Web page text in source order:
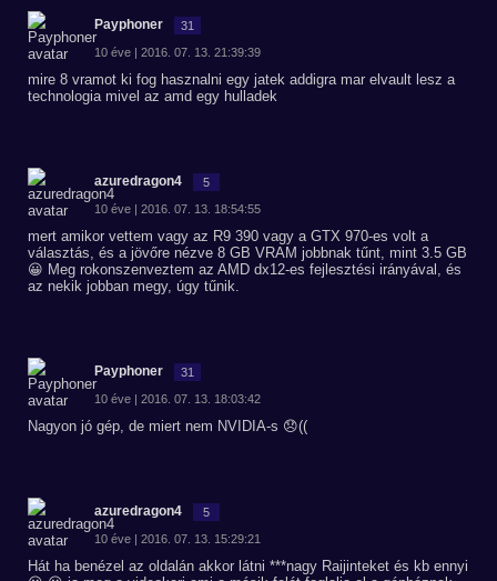
Payphoner 31
10 éve | 2016. 07. 13. 21:39:39
mire 8 vramot ki fog hasznalni egy jatek addigra mar elvault lesz a
technologia mivel az amd egy hulladek
azuredragon4 5
10 éve | 2016. 07. 13. 18:54:55
mert amikor vettem vagy az R9 390 vagy a GTX 970-es volt a
választás, és a jövőre nézve 8 GB VRAM jobbnak tűnt, mint 3.5 GB
😀 Meg rokonszenveztem az AMD dx12-es fejlesztési irányával, és
az nekik jobban megy, úgy tűnik.
Payphoner 31
10 éve | 2016. 07. 13. 18:03:42
Nagyon jó gép, de miert nem NVIDIA-s 😞((
azuredragon4 5
10 éve | 2016. 07. 13. 15:29:21
Hát ha benézel az oldalán akkor látni ***nagy Raijinteket és kb ennyi